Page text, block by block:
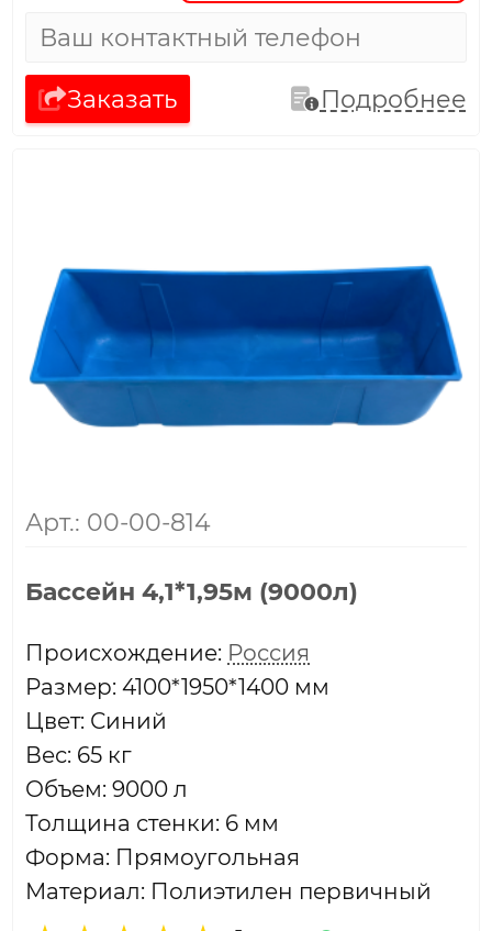
Заказать Подробнее
Арт.: 00-00-814
Бассейн 4,1*1,95м (9000л)
Проиcхождение: Россия
Размер: 4100*1950*1400 мм
Цвет: Синий
Вес: 65 кг
Объем: 9000 л
Толщина стенки: 6 мм
Форма: Прямоугольная
Материал: Полиэтилен первичный